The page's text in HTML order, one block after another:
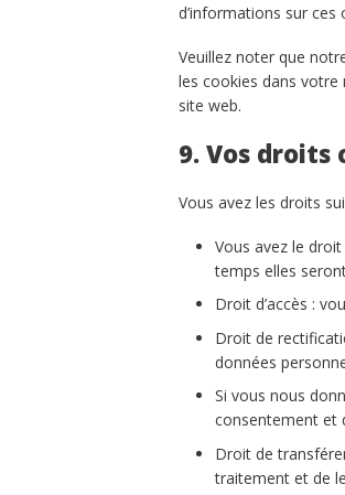
d’informations sur
Veuillez noter que
les cookies dans
site web.
9. Vos droits
Vous avez les droits
Vous avez le
temps elles
Droit d’accès :
Droit de
données
Si vous nous
consentement et
Droit de
traitement et de